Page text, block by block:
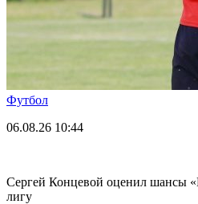
Футбол
06.08.26 10:44
Сергей Концевой оценил шансы
лигу